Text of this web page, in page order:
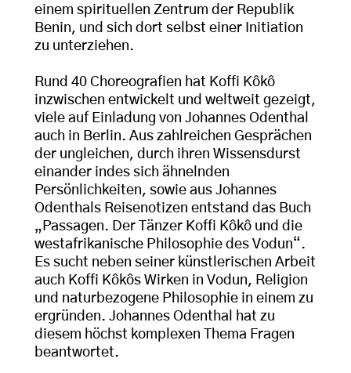
einem spirituellen Zentrum der Republik
Benin, und sich dort selbst einer Initiation
zu unterziehen.
Rund 40 Choreografien hat Koffi Kôkô
inzwischen entwickelt und weltweit gezeigt,
viele auf Einladung von Johannes Odenthal
auch in Berlin. Aus zahlreichen Gesprächen
der ungleichen, durch ihren Wissensdurst
einander indes sich ähnelnden
Persönlichkeiten, sowie aus Johannes
Odenthals Reisenotizen entstand das Buch
„Passagen. Der Tänzer Koffi Kôkô und die
westafrikanische Philosophie des Vodun“.
Es sucht neben seiner künstlerischen Arbeit
auch Koffi Kôkôs Wirken in Vodun, Religion
und naturbezogene Philosophie in einem zu
ergründen. Johannes Odenthal hat zu
diesem höchst komplexen Thema Fragen
beantwortet.